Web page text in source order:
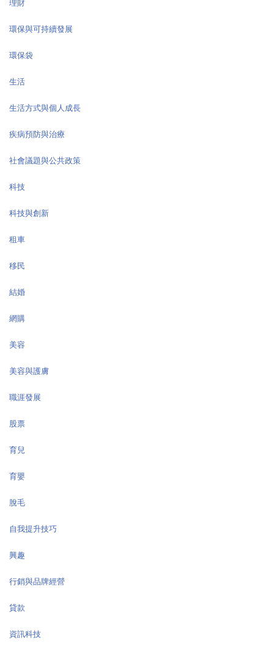
理財
環保與可持續發展
環保袋
生活
生活方式與個人成長
疾病預防與治療
社會議題與公共政策
科技
科技與創新
租車
移民
結婚
網購
美容
美容與護膚
職涯發展
股票
育兒
育嬰
脫毛
自我提升技巧
興趣
行銷與品牌經營
貸款
資訊科技